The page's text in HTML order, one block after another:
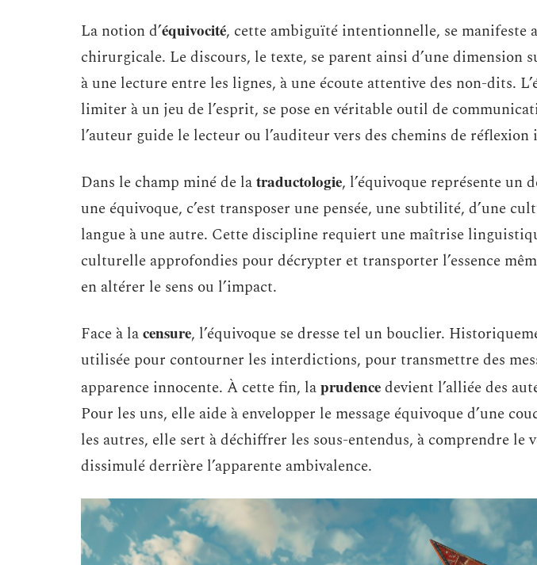
La notion d’équivocité, cette ambiguïté intentionnelle, se manifeste
chirurgicale. Le discours, le texte, se parent ainsi d’une dimension
à une lecture entre les lignes, à une écoute attentive des non-dits.
limiter à un jeu de l’esprit, se pose en véritable outil de
l’auteur guide le lecteur ou l’auditeur vers des chemins de réflexion
Dans le champ miné de latraductologie, l’équivoque représente un
une équivoque, c’est transposer une pensée, une subtilité, d’une
langue à une autre. Cette discipline requiert une maîtrise
culturelle approfondies pour décrypter et transporter l’essence
en altérer le sens ou l’impact.
Face à lacensure, l’équivoque se dresse tel un bouclier.
utilisée pour contourner les interdictions, pour transmettre des
apparence innocente. À cette fin, laprudencedevient l’alliée des
Pour les uns, elle aide à envelopper le message équivoque d’une
les autres, elle sert à déchiffrer les sous-entendus, à comprendre le
dissimulé derrière l’apparente ambivalence.